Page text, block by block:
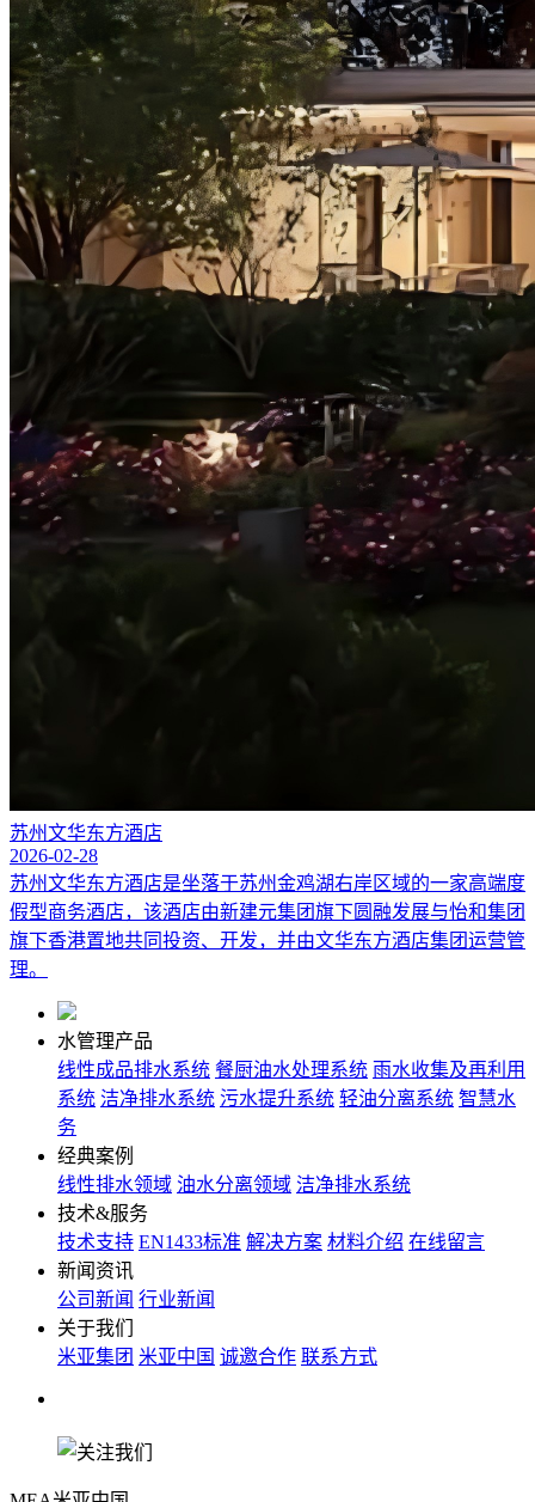
苏州文华东方酒店
2026-02-28
苏州文华东方酒店是坐落于苏州金鸡湖右岸区域的一家高端度
假型商务酒店，该酒店由新建元集团旗下圆融发展与怡和集团
旗下香港置地共同投资、开发，并由文华东方酒店集团运营管
理。
水管理产品
线性成品排水系统 餐厨油水处理系统 雨水收集及再利用
系统 洁净排水系统 污水提升系统 轻油分离系统 智慧水
务
经典案例
线性排水领域 油水分离领域 洁净排水系统
技术&服务
技术支持 EN1433标准 解决方案 材料介绍 在线留言
新闻资讯
公司新闻 行业新闻
关于我们
米亚集团 米亚中国 诚邀合作 联系方式